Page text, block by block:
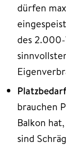
dürfen
des
brauchen
Balkon
sind